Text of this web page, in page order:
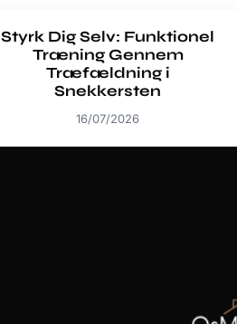
Styrk Dig Selv: Funktionel
Træning Gennem
Træfældning i
Snekkersten
16/07/2026